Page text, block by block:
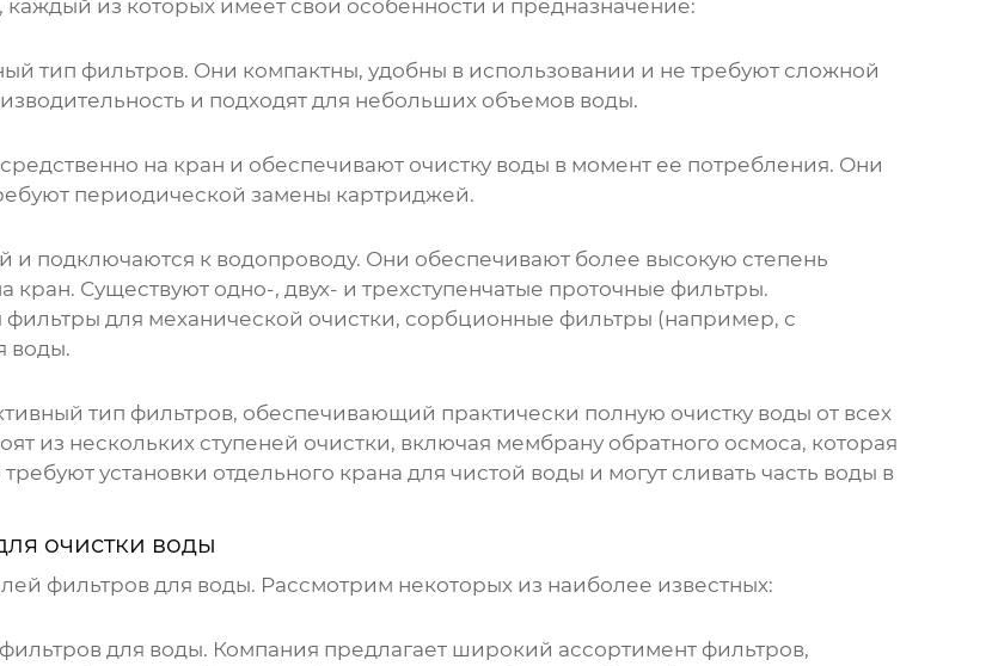
из которых имеет свои особенности и предназначение:
тип фильтров. Они компактны, удобны в использовании и не требуют сложной
и подходят для небольших объемов воды.
на кран и обеспечивают очистку воды в момент ее потребления. Они
периодической замены картриджей.
и подключаются к водопроводу. Они обеспечивают более высокую степень
Существуют одно-, двух- и трехступенчатые проточные фильтры.
фильтры для механической очистки, сорбционные фильтры (например, с
воды.
тип фильтров, обеспечивающий практически полную очистку воды от всех
из нескольких ступеней очистки, включая мембрану обратного осмоса, которая
установки отдельного крана для чистой воды и могут сливать часть воды в
очистки воды
фильтров для воды. Рассмотрим некоторых из наиболее известных:
для воды. Компания предлагает широкий ассортимент фильтров,